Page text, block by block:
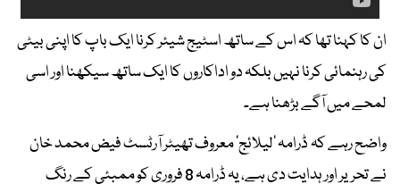
ان کا کہنا تھا کہ اس کے ساتھ اسٹیج شیئر کرنا ایک باپ کا اپنی بیٹی
کی رہنمائی کرنا نہیں بلکہ دو اداکاروں کا ایک ساتھ سیکھنا اور اسی
لمحے میں آگے بڑھنا ہے۔
واضح رہے کہ ڈرامہ ’لیلائج‘ معروف تھیٹر آرٹسٹ فیض محمد خان
نے تحریر اور ہدایت دی ہے، یہ ڈرامہ 8 فروری کو ممبئی کے رنگ